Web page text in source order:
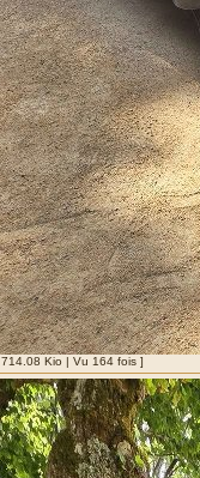
Kio | Vu 164 fois ]